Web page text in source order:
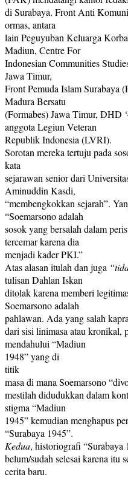
di Surabaya. Front Anti
ormas, antara
lain Peguyuban Keluarga
Madiun, Centre For
Indonesian Communities
Jawa Timur,
Front Pemuda Islam Surabaya
Madura Bersatu
(Formabes) Jawa Timur, DHD
anggota Legiun Veteran
Republik Indonesia (LVRI).
Sorotan mereka tertuju pada
kata
sejarawan senior dari
Aminuddin Kasdi,
“membengkokkan sejarah”.
“Soemarsono adalah
sosok yang bersalah dalam
tercemar karena dia
menjadi kader PKI.”
Atas alasan itulah dan juga
tulisan Dahlan Iskan
ditolak karena memberi
Soemarsono adalah
pahlawan. Ada yang salah
dari sisi linimasa atau kronikal,
mendahului “Madiun
1948” yang di
titik
masa di mana Soemarsono
mestilah didudukkan dalam
stigma “Madiun
1945” kemudian menghapus
“Surabaya 1945”.
Kedua, historiografi “Surabaya
belum/sudah selesai karena itu
cerita baru.